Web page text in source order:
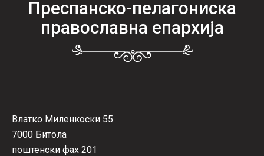
Преспанско-пелагониска
православна епархија
Влатко Миленкоски 55
7000 Битола
поштенски фах 201